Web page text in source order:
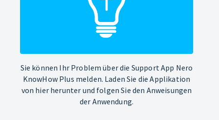
Sie können Ihr Problem über die Support App Nero
KnowHow Plus melden. Laden Sie die Applikation
von hier herunter und folgen Sie den Anweisungen
der Anwendung.